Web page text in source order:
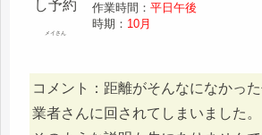
メイさん
作業時間：平日午後
時期： 10月
コメント：距離がそんなになかっ
業者さんに回されてしまいました。